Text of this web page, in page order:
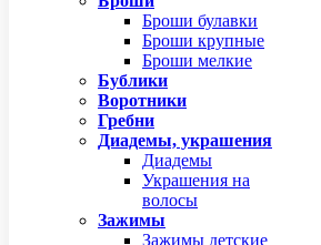
Броши булавки
Броши крупные
Броши мелкие
Бублики
Воротники
Гребни
Диадемы, украшения
Диадемы
Украшения на
волосы
Зажимы
Зажимы детские